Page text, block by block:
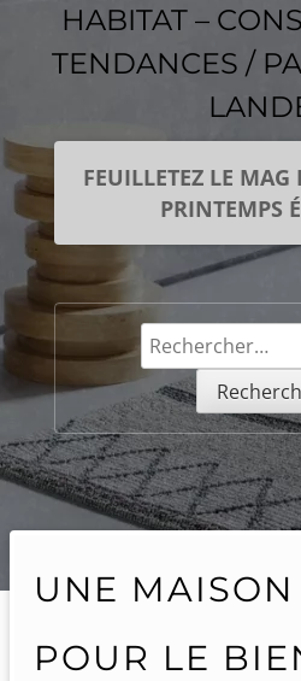
HABITAT –
TENDANCES /
FEUILLETEZ LE
PRINTEMPS
Rechercher :
UNE
POUR LE